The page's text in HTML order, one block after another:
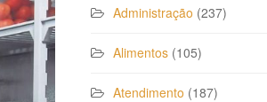
Administração (237)
Alimentos (105)
Atendimento (187)